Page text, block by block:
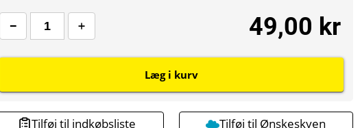
49,00 kr
Læg i kurv
Tilføj til indkøbsliste Tilføj til Ønskeskyen